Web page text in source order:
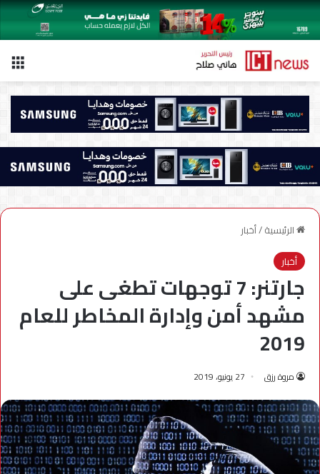
الرئيسية/أخبار
أخبار
جارتنر: 7 توجهات تطغى على
مشهد أمن وإدارة المخاطر للعام
2019
مروة رزق 27 يونيو، 2019